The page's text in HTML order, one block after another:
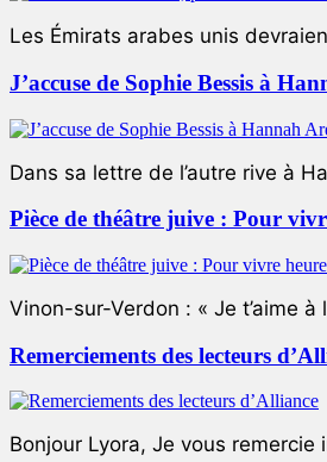
Les Émirats arabes unis
J’accuse de Sophie Bessis à
Dans sa lettre de l’autre rive à
Pièce de théâtre juive : Pour
Vinon-sur-Verdon : « Je t’aime
Remerciements des lecteurs
Bonjour Lyora, Je vous remercie